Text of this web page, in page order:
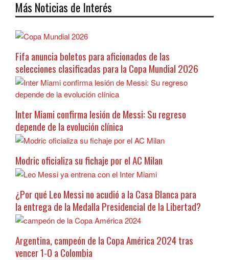
Más Noticias de Interés
Fifa anuncia boletos para aficionados de las
selecciones clasificadas para la Copa Mundial 2026
Inter Miami confirma lesión de Messi: Su regreso
depende de la evolución clínica
Modric oficializa su fichaje por el AC Milan
¿Por qué Leo Messi no acudió a la Casa Blanca para
la entrega de la Medalla Presidencial de la Libertad?
Argentina, campeón de la Copa América 2024 tras
vencer 1-0 a Colombia